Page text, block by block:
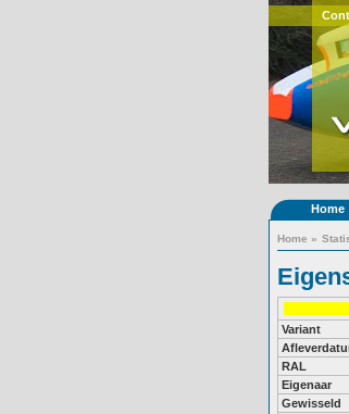
Home
Home »
Variant
RAL
Eigenaar
Gewisseld